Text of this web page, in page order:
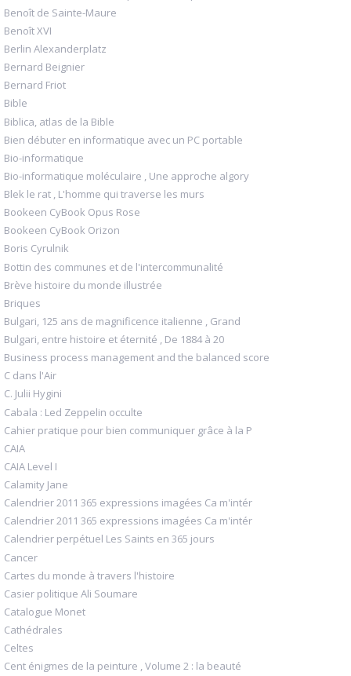
Benoît de Sainte-Maure
Benoît XVI
Berlin Alexanderplatz
Bernard Beignier
Bernard Friot
Bible
Biblica, atlas de la Bible
Bien débuter en informatique avec un PC portable
Bio-informatique
Bio-informatique moléculaire , Une approche algory
Blek le rat , L'homme qui traverse les murs
Bookeen CyBook Opus Rose
Bookeen CyBook Orizon
Boris Cyrulnik
Bottin des communes et de l'intercommunalité
Brève histoire du monde illustrée
Briques
Bulgari, 125 ans de magnificence italienne , Grand
Bulgari, entre histoire et éternité , De 1884 à 20
Business process management and the balanced score
C dans l'Air
C. Julii Hygini
Cabala : Led Zeppelin occulte
Cahier pratique pour bien communiquer grâce à la P
CAIA
CAIA Level I
Calamity Jane
Calendrier 2011 365 expressions imagées Ca m'intér
Calendrier 2011 365 expressions imagées Ca m'intér
Calendrier perpétuel Les Saints en 365 jours
Cancer
Cartes du monde à travers l'histoire
Casier politique Ali Soumare
Catalogue Monet
Cathédrales
Celtes
Cent énigmes de la peinture , Volume 2 : la beauté